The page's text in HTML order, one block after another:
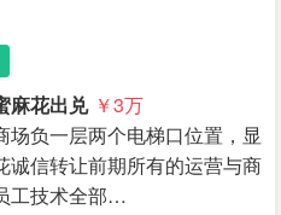
麻花出兑 ￥3万
场负一层两个电梯口位置，显
诚信转让前期所有的运营与商
工技术全部…